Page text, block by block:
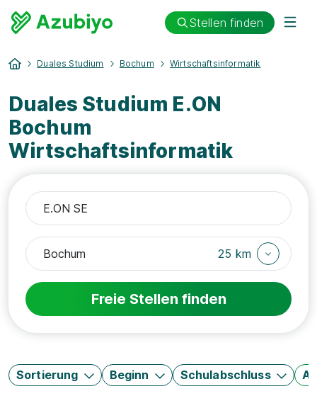
Stellen finden
Duales Studium Bochum Wirtschaftsinformatik
Duales Studium E.ON
Bochum
Wirtschaftsinformatik
25 km
Freie Stellen finden
Sortierung Beginn Schulabschluss